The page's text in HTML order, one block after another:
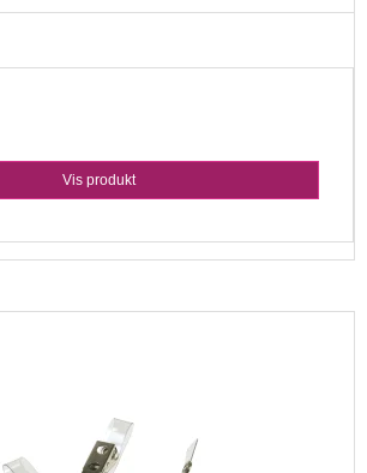
Vis produkt